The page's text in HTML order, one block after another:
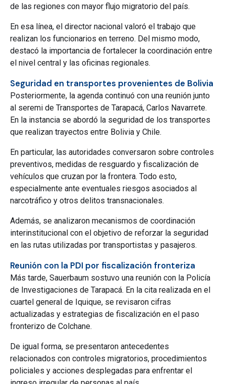
de las regiones con mayor flujo migratorio del país.
En esa línea, el director nacional valoró el trabajo que
realizan los funcionarios en terreno. Del mismo modo,
destacó la importancia de fortalecer la coordinación entre
el nivel central y las oficinas regionales.
Seguridad en transportes provenientes de Bolivia
Posteriormente, la agenda continuó con una reunión junto
al seremi de Transportes de Tarapacá, Carlos Navarrete.
En la instancia se abordó la seguridad de los transportes
que realizan trayectos entre Bolivia y Chile.
En particular, las autoridades conversaron sobre controles
preventivos, medidas de resguardo y fiscalización de
vehículos que cruzan por la frontera. Todo esto,
especialmente ante eventuales riesgos asociados al
narcotráfico y otros delitos transnacionales.
Además, se analizaron mecanismos de coordinación
interinstitucional con el objetivo de reforzar la seguridad
en las rutas utilizadas por transportistas y pasajeros.
Reunión con la PDI por fiscalización fronteriza
Más tarde, Sauerbaum sostuvo una reunión con la Policía
de Investigaciones de Tarapacá. En la cita realizada en el
cuartel general de Iquique, se revisaron cifras
actualizadas y estrategias de fiscalización en el paso
fronterizo de Colchane.
De igual forma, se presentaron antecedentes
relacionados con controles migratorios, procedimientos
policiales y acciones desplegadas para enfrentar el